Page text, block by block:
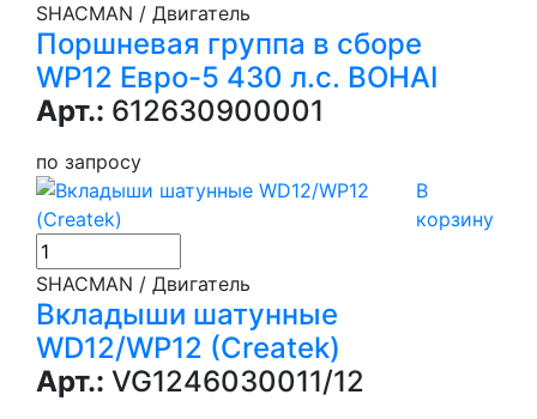
SHACMAN / Двигатель
Поршневая группа в сборе
WP12 Евро-5 430 л.с. BOHAI
Арт.: 612630900001
по запросу
В
корзину
SHACMAN / Двигатель
Вкладыши шатунные
WD12/WP12 (Createk)
Арт.: VG1246030011/12